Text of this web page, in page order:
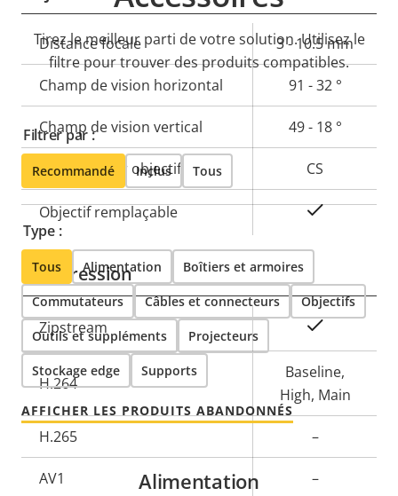
Description
de la
propriété
Valeur de
la
propriété
Distance focale 3 - 10.5 mm
Champ de vision horizontal 91 - 32 °
Champ de vision vertical 49 - 18 °
Fixation pour objectif CS
Objectif remplaçable Oui
Compression
Description
de la
propriété
Valeur de
la
propriété
Zipstream
H.264
Baseline,
High, Main
H.265 –
AV1 –
Tirez le meilleur parti de votre solution. Utilisez le
filtre pour trouver des produits compatibles.
Filtrer par :
Recommandé Inclus Tous
Type :
Tous Alimentation Boîtiers et armoires
Commutateurs Câbles et connecteurs Objectifs
Outils et suppléments Projecteurs
Stockage edge Supports
AFFICHER LES PRODUITS ABANDONNÉS
Alimentation